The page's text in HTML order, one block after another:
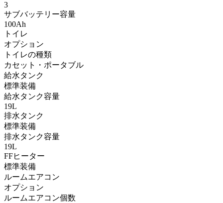
3
サブバッテリー容量
100Ah
トイレ
オプション
トイレの種類
カセット・ポータブル
給水タンク
標準装備
給水タンク容量
19L
排水タンク
標準装備
排水タンク容量
19L
FFヒーター
標準装備
ルームエアコン
オプション
ルームエアコン個数